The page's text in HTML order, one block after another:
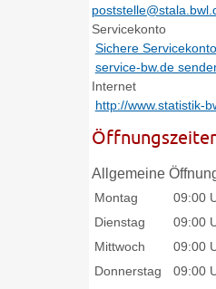
Servicekonto
Sichere
service-bw.de
Internet
http://www.statistik-
Allgemeine
Montag 09:00
Dienstag
09:00
Mittwoch
09:00
Donnerstag
09:00